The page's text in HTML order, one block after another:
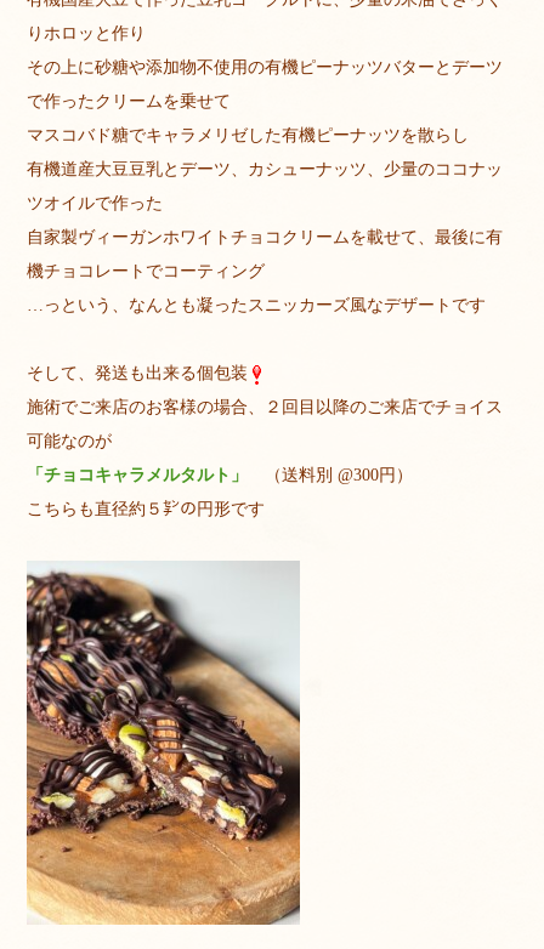
りホロッと作り
その上に砂糖や添加物不使用の有機ピーナッツバターとデーツ
で作ったクリームを乗せて
マスコバド糖でキャラメリゼした有機ピーナッツを散らし
有機道産大豆豆乳とデーツ、カシューナッツ、少量のココナッ
ツオイルで作った
自家製ヴィーガンホワイトチョコクリームを載せて、最後に有
機チョコレートでコーティング
…っという、なんとも凝ったスニッカーズ風なデザートです
そして、発送も出来る個包装
施術でご来店のお客様の場合、２回目以降のご来店でチョイス
可能なのが
「チョコキャラメルタルト」
（送料別 @300円）
こちらも直径約５㌢の円形です